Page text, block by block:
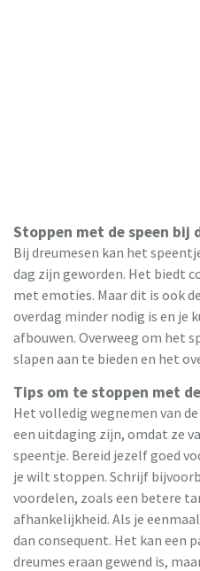
Stoppen met de speen bij
Bij dreumesen kan het
dag zijn geworden. Het biedt
met emoties. Maar dit is ook
overdag minder nodig is en je
afbouwen. Overweeg om het
slapen aan te bieden en het
Tips om te stoppen met
Het volledig wegnemen van
een uitdaging zijn, omdat ze
speentje. Bereid jezelf goed
je wilt stoppen. Schrijf
voordelen, zoals een betere
afhankelijkheid. Als je
dan consequent. Het kan een
dreumes eraan gewend is,